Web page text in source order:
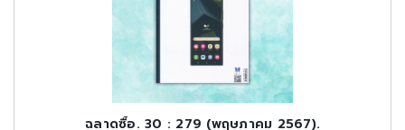
ฉลาดซื้อ. 30 : 279 (พฤษภาคม 2567).